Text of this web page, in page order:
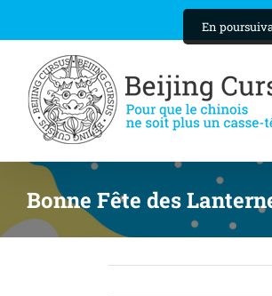
Bonne Fête des
En